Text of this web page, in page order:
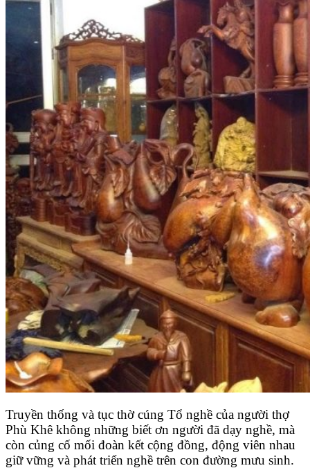
Truyền thống và tục thờ cúng Tổ nghề của người thợ
Phù Khê không những biết ơn người đã dạy nghề, mà
còn củng cố mối đoàn kết cộng đồng, động viên nhau
giữ vững và phát triển nghề trên con đường mưu sinh.